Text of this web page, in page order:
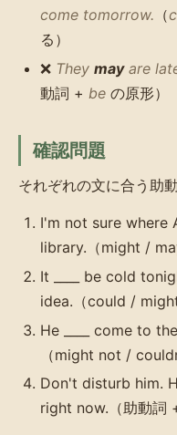
come tomorrow. （
る）
❌ They mayare
動詞 + be の原形）
確認問題
それぞれの文に合う助
I'm not sure where
library.（might /
It ____ be cold
idea.（could /
He ____ come to
（might not /
Don't disturb him.
right now.（助動詞